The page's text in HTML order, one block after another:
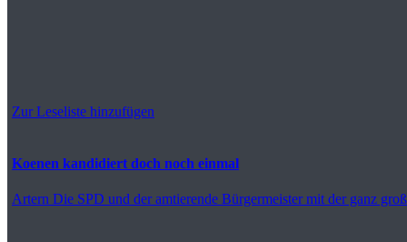
Zur Leseliste hinzufügen
Koenen kandidiert doch noch einmal
Artern Die SPD und der amtierende Bürgermeister mit der ganz